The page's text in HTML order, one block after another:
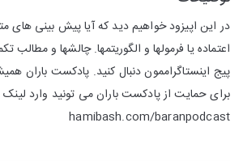
در این اپیزود خواهیم دید که آیا پیش بینی های
اعتماده یا فرمولها و الگوریتمها. چالشها و مطالب
پیج اینستاگراممون دنبال کنید. پادکست باران
برای حمایت از پادکست باران می تونید وارد لینک
hamibash.com/baranpodcast